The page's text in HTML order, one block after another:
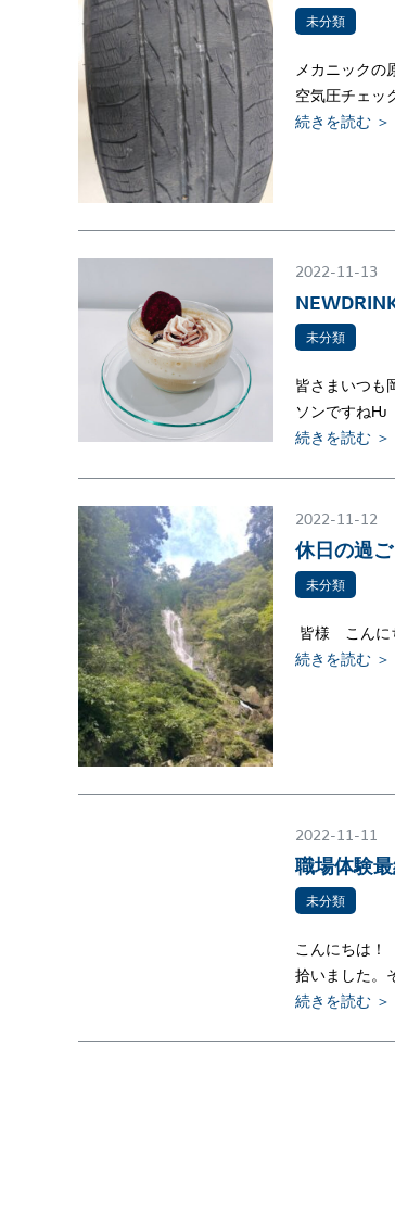
未分類
メカニックの
空気圧チェッ
続きを読む ＞
2022-11-13
未分類
皆さまいつも
ソンですねǶ
続きを読む ＞
2022-11-12
休日の過
未分類
皆様 こんに
続きを読む ＞
2022-11-11
職場体験
未分類
こんにちは！
拾いました。
続きを読む ＞